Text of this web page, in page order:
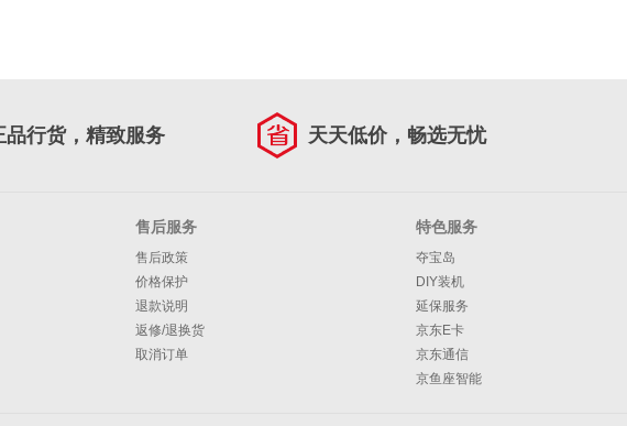
品行货，精致服务 天天低价，畅选无忧
售后服务
售后政策
价格保护
退款说明
返修/退换货
取消订单
特色服务
夺宝岛
DIY装机
延保服务
京东E卡
京东通信
京鱼座智能